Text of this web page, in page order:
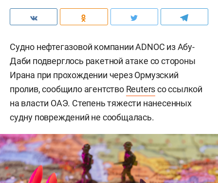
Судно нефтегазовой компании ADNOC из Абу-
Даби подверглось ракетной атаке со стороны
Ирана при прохождении через Ормузский
пролив, сообщило агентство Reutersсо ссылкой
на власти ОАЭ. Степень тяжести нанесенных
судну повреждений не сообщалась.